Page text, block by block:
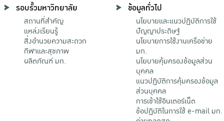
รอบรั้วมหาวิทยาลัย
สถานที่สำคัญ
แหล่งเรียนรู้
สิ่งอำนวยความสะดวก
กีฬาและสุขภาพ
ผลิตภัณฑ์ มก.
ข้อมูลทั่วไป
นโยบายและแนวปฏิบัติการใช้
ปัญญาประดิษฐ์
นโยบายการใช้งานเครือข่าย
มก.
นโยบายคุ้มครองข้อมูลส่วน
บุคคล
แนวปฏิบัติการคุ้มครองข้อมูล
ส่วนบุคคล
การเข้าใช้อินเตอร์เน็ต
ข้อปฏิบัติในการใช้ e-mail มก.